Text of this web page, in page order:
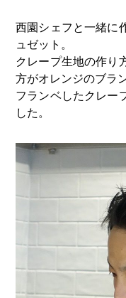
西園シェフと一緒に
ュゼット。
クレープ生地の作り
方がオレンジのブラ
フランベしたクレー
した。